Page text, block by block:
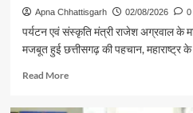
धर्मस्व
श्री
राजेश
Apna Chhattisgarh 02/08/2026 0
पर्यटन एवं संस्कृति मंत्री राजेश अग्रवाल के
मजबूत हुई छत्तीसगढ़ की पहचान, महाराष्ट्र
Read MoreRead